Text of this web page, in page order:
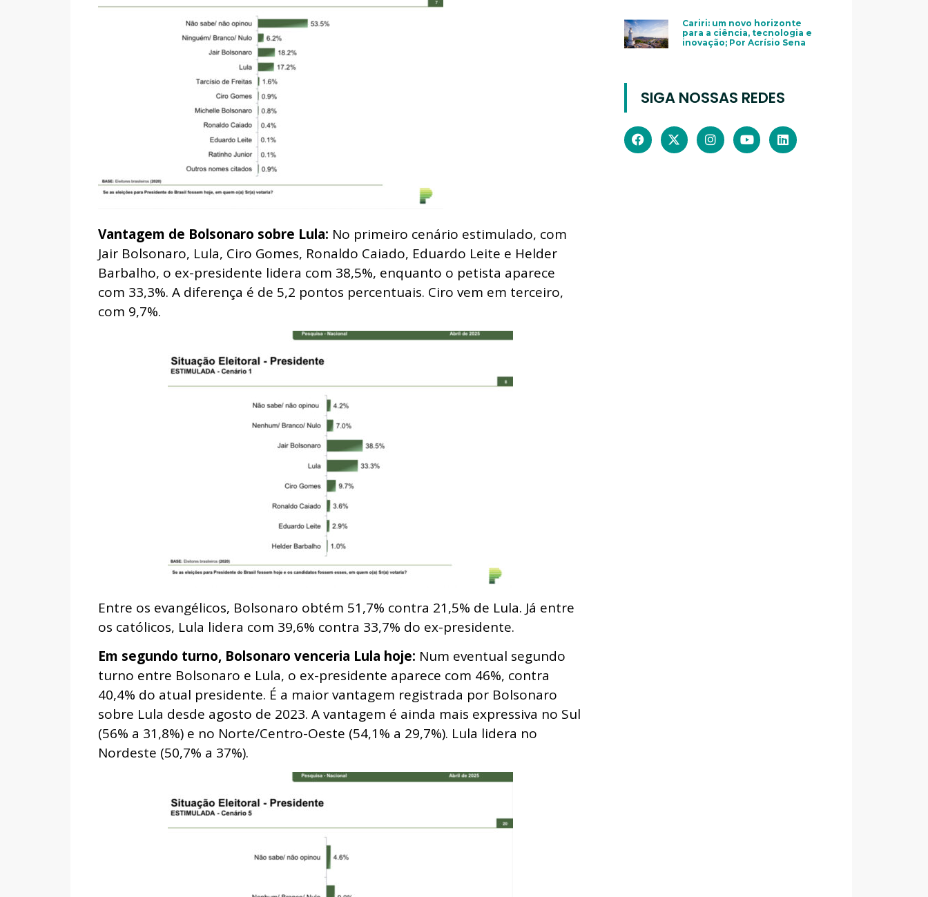
Vantagem de Bolsonaro sobre Lula: No primeiro cenário estimulado, com
Jair Bolsonaro, Lula, Ciro Gomes, Ronaldo Caiado, Eduardo Leite e Helder
Barbalho, o ex-presidente lidera com 38,5%, enquanto o petista aparece
com 33,3%. A diferença é de 5,2 pontos percentuais. Ciro vem em terceiro,
com 9,7%.
Entre os evangélicos, Bolsonaro obtém 51,7% contra 21,5% de Lula. Já entre
os católicos, Lula lidera com 39,6% contra 33,7% do ex-presidente.
Em segundo turno, Bolsonaro venceria Lula hoje: Num eventual segundo
turno entre Bolsonaro e Lula, o ex-presidente aparece com 46%, contra
40,4% do atual presidente. É a maior vantagem registrada por Bolsonaro
sobre Lula desde agosto de 2023. A vantagem é ainda mais expressiva no Sul
(56% a 31,8%) e no Norte/Centro-Oeste (54,1% a 29,7%). Lula lidera no
Nordeste (50,7% a 37%).
Cariri: um novo horizonte
para a ciência, tecnologia e
inovação; Por Acrísio Sena
SIGA NOSSAS REDES